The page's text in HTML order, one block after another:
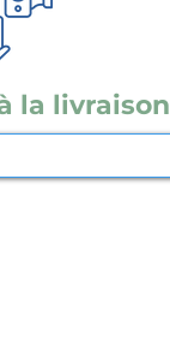
la livraison